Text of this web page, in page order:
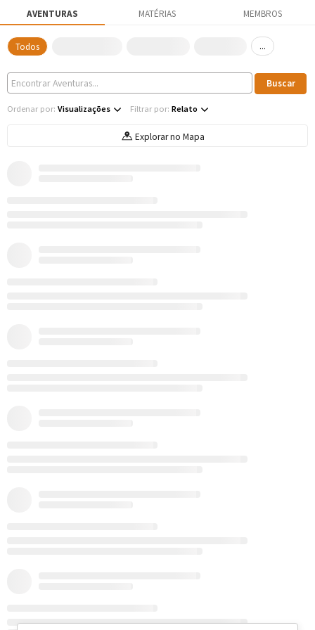
AVENTURAS MATÉRIAS MEMBROS
Todos ...
Ordenar por: Visualizações Filtrar por: Relato
Explorar no Mapa